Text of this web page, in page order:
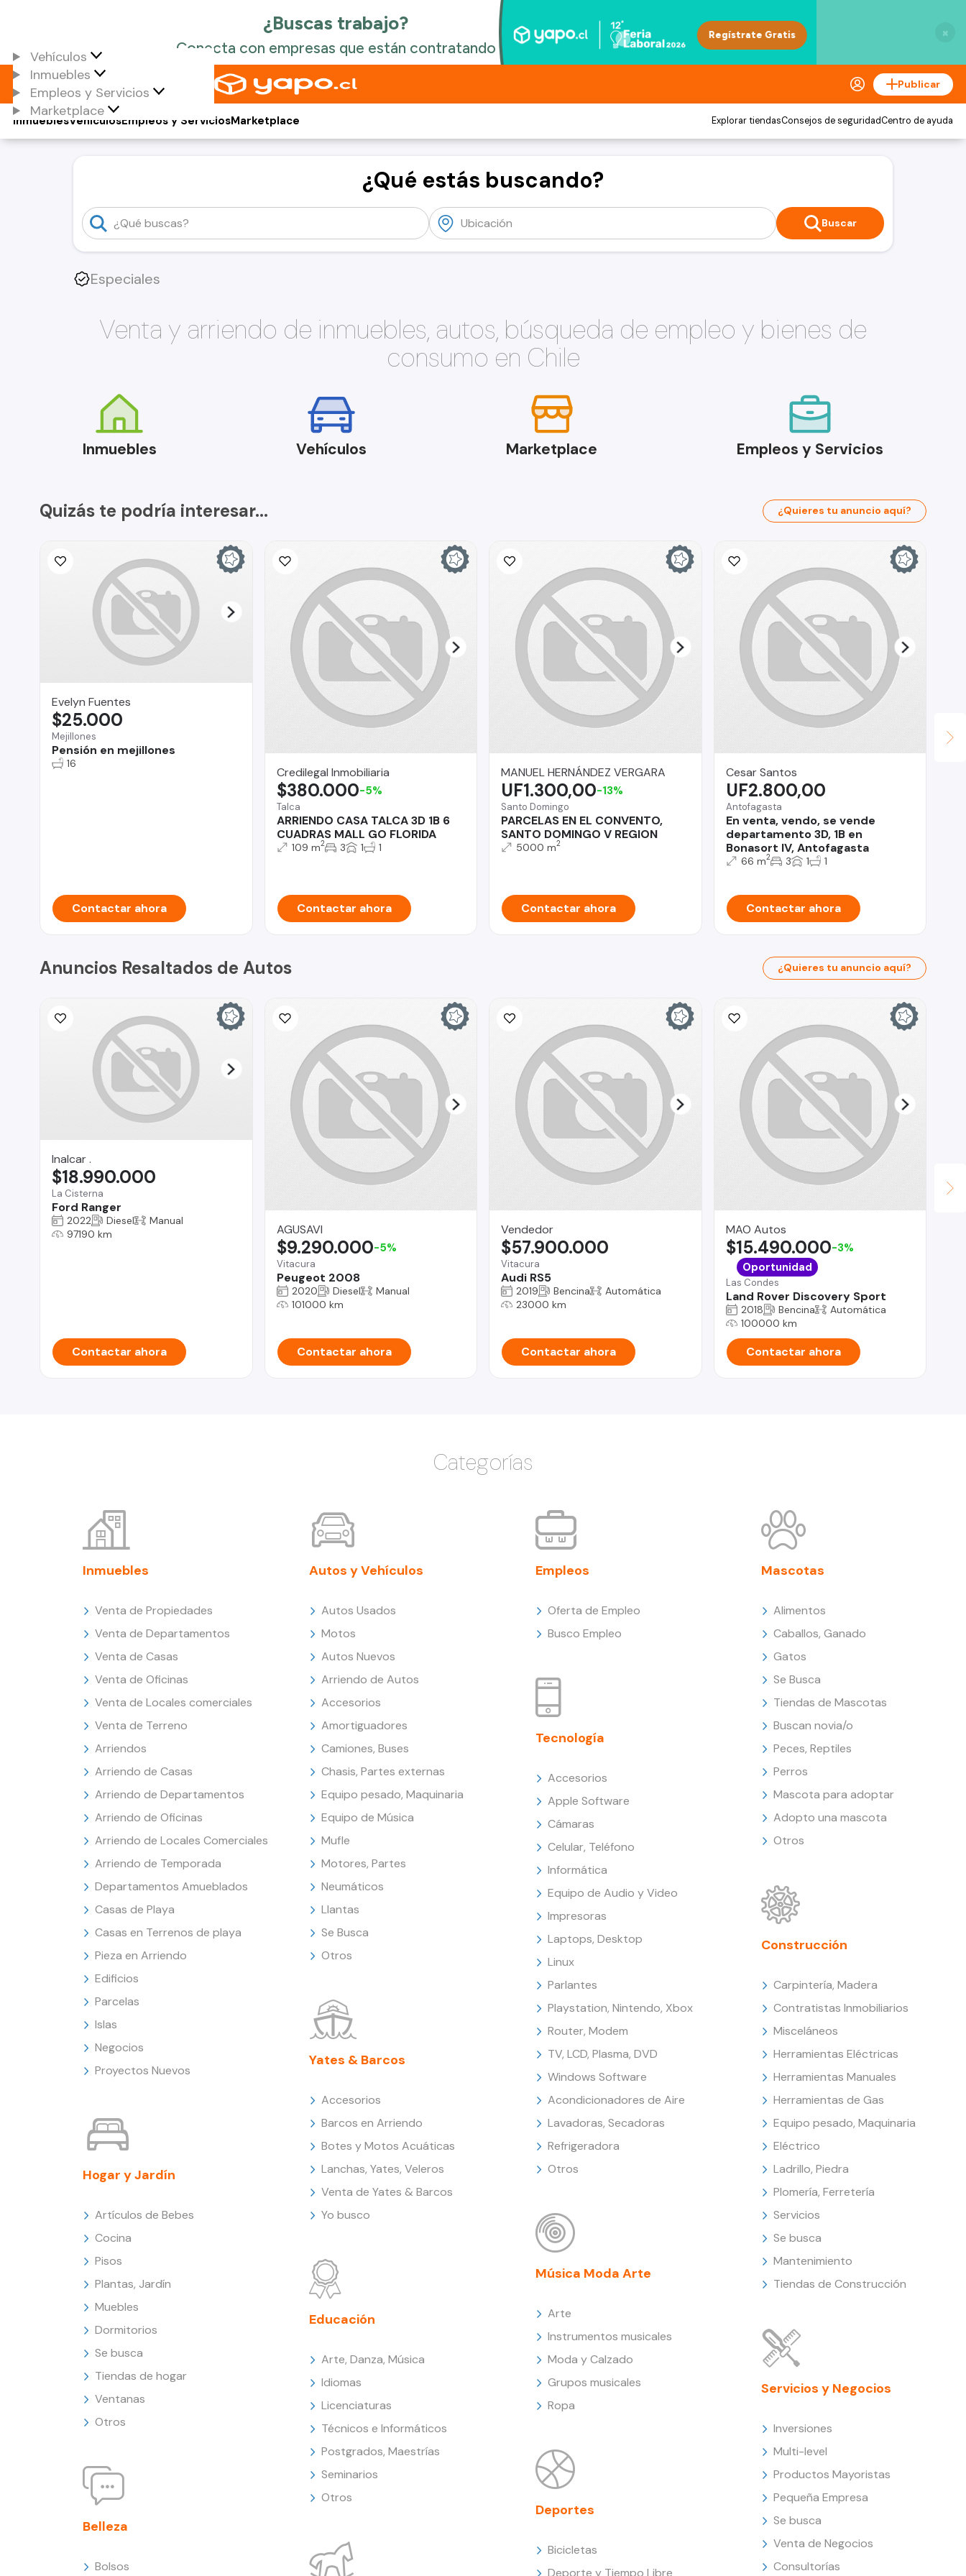
×
Vehículos
Inmuebles
Empleos y Servicios
Marketplace
Publicar
Vehículos
Inmuebles Empleos y ServiciosMarketplace Explorar tiendasConsejos de seguridadCentro de ayuda
¿Qué estás buscando?
Buscar
Especiales
Venta y arriendo de inmuebles, autos, búsqueda de empleo y bienes de
consumo en Chile
Inmuebles Vehículos Marketplace Empleos y Servicios
Quizás te podría interesar... ¿Quieres tu anuncio aquí?
Evelyn Fuentes
Mejillones
Pensión en mejillones
$25.000
16
Contactar ahora
Credilegal Inmobiliaria
Talca
ARRIENDO CASA TALCA 3D 1B 6
CUADRAS MALL GO FLORIDA
$380.000-5%
109 m2 3 1 1
Contactar ahora
MANUEL HERNÁNDEZ VERGARA
Santo Domingo
PARCELAS EN EL CONVENTO,
SANTO DOMINGO V REGION
UF1.300,00-13%
5000 m2
Contactar ahora
Cesar Santos
Antofagasta
En venta, vendo, se vende
departamento 3D, 1B en
Bonasort IV, Antofagasta
UF2.800,00
66 m2 3 1 1
Contactar ahora
Anuncios Resaltados de Autos ¿Quieres tu anuncio aquí?
Inalcar .
La Cisterna
Ford Ranger
$18.990.000
2022 Diesel
Manual
97190 km
Contactar ahora
AGUSAVI
Vitacura
Peugeot 2008
$9.290.000-5%
2020 Diesel
Manual
101000 km
Contactar ahora
Vendedor
Vitacura
Audi RS5
$57.900.000
2019 Bencina
Automática
23000 km
Contactar ahora
MAO Autos
Las Condes
Land Rover Discovery Sport
$15.490.000-3%
Oportunidad
2018 Bencina
Automática
100000 km
Contactar ahora
Categorías
Inmuebles
Venta de Propiedades
Venta de Departamentos
Venta de Casas
Venta de Oficinas
Venta de Locales comerciales
Venta de Terreno
Arriendos
Arriendo de Casas
Arriendo de Departamentos
Arriendo de Oficinas
Arriendo de Locales Comerciales
Arriendo de Temporada
Departamentos Amueblados
Casas de Playa
Casas en Terrenos de playa
Pieza en Arriendo
Edificios
Parcelas
Islas
Negocios
Proyectos Nuevos
Hogar y Jardín
Artículos de Bebes
Cocina
Pisos
Plantas, Jardín
Muebles
Dormitorios
Se busca
Tiendas de hogar
Ventanas
Otros
Belleza
Bolsos
Autos y Vehículos
Autos Usados
Motos
Autos Nuevos
Arriendo de Autos
Accesorios
Amortiguadores
Camiones, Buses
Chasis, Partes externas
Equipo pesado, Maquinaria
Equipo de Música
Mufle
Motores, Partes
Neumáticos
Llantas
Se Busca
Otros
Yates & Barcos
Accesorios
Barcos en Arriendo
Botes y Motos Acuáticas
Lanchas, Yates, Veleros
Venta de Yates & Barcos
Yo busco
Educación
Arte, Danza, Música
Idiomas
Licenciaturas
Técnicos e Informáticos
Postgrados, Maestrías
Seminarios
Otros
Empleos
Oferta de Empleo
Busco Empleo
Tecnología
Accesorios
Apple Software
Cámaras
Celular, Teléfono
Informática
Equipo de Audio y Video
Impresoras
Laptops, Desktop
Linux
Parlantes
Playstation, Nintendo, Xbox
Router, Modem
TV, LCD, Plasma, DVD
Windows Software
Acondicionadores de Aire
Lavadoras, Secadoras
Refrigeradora
Otros
Música Moda Arte
Arte
Instrumentos musicales
Moda y Calzado
Grupos musicales
Ropa
Deportes
Bicicletas
Deporte y Tiempo Libre
Mascotas
Alimentos
Caballos, Ganado
Gatos
Se Busca
Tiendas de Mascotas
Buscan novia/o
Peces, Reptiles
Perros
Mascota para adoptar
Adopto una mascota
Otros
Construcción
Carpintería, Madera
Contratistas Inmobiliarios
Misceláneos
Herramientas Eléctricas
Herramientas Manuales
Herramientas de Gas
Equipo pesado, Maquinaria
Eléctrico
Ladrillo, Piedra
Plomería, Ferretería
Servicios
Se busca
Mantenimiento
Tiendas de Construcción
Servicios y Negocios
Inversiones
Multi-level
Productos Mayoristas
Pequeña Empresa
Se busca
Venta de Negocios
Consultorías